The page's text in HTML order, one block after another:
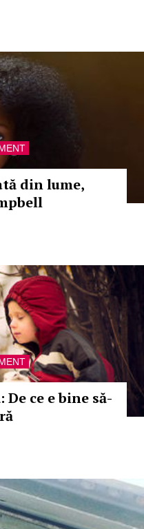
din lume,
De ce e bine să-